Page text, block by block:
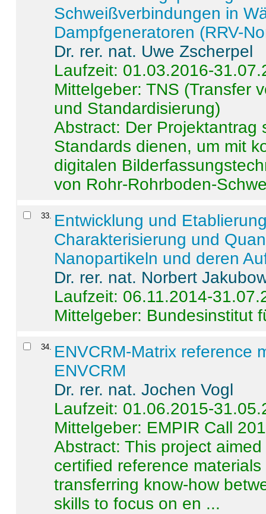
Schweißverbindungen in
Dampfgeneratoren (RRV-
Dr. rer. nat. Uwe Zscherpel
Laufzeit: 01.03.2016-
Mittelgeber: TNS (Transfer
und Standardisierung)
Abstract: Der Projektantrag
Standards dienen, um mit
digitalen
von Rohr-Rohrboden-
33. Entwicklung und
Charakterisierung und
Nanopartikeln und deren
Dr. rer. nat. Norbert
Laufzeit: 06.11.2014-
Mittelgeber: Bundesinstitut
34. ENVCRM-Matrix reference
ENVCRM
Dr. rer. nat. Jochen Vogl
Laufzeit: 01.06.2015-
Mittelgeber: EMPIR Call
Abstract:This project
certified reference
transferring know-how
skills to focus on en ...